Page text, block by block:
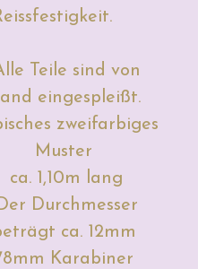
Teile sind von
eingespleißt.
zweifarbiges
Muster
ca. 1,10m lang
Durchmesser
ca. 12mm
Karabiner